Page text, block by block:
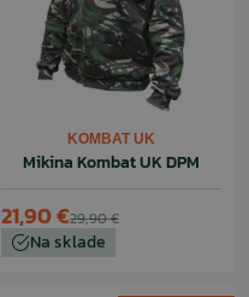
KOMBAT UK
Mikina Kombat UK DPM
29,90 €
21,90 €
Na sklade